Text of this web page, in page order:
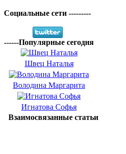
Социальные сети ---------
------Популярные сегодня
Швец Наталья
Володина Маргарита
Игнатова Софья
Взаимосвязанные статьи